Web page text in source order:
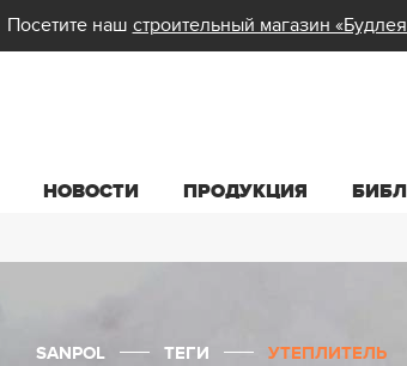
Посетите наш строительный магазин
НОВОСТИ ПРОДУКЦИЯ
SANPOL ТЕГИ УТЕПЛИТЕЛЬ